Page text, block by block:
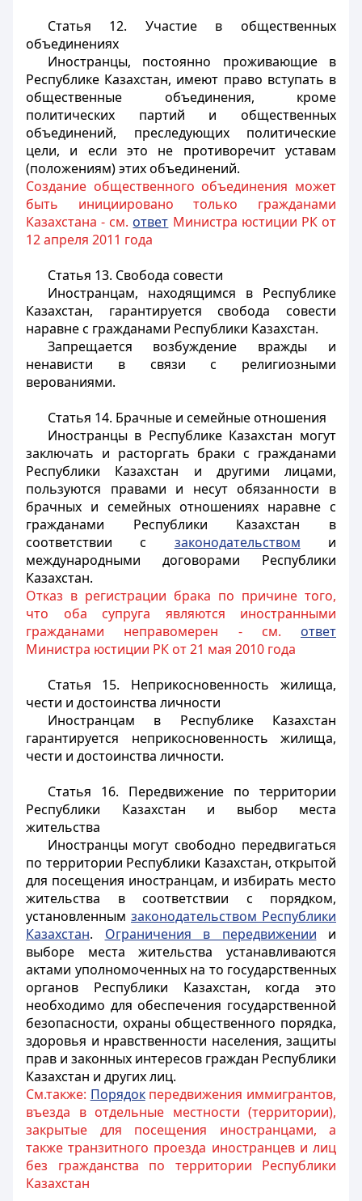
Статья 12. Участие в общественных
объединениях
Иностранцы, постоянно проживающие в
Республике Казахстан, имеют право вступать в
общественные объединения, кроме
политических партий и общественных
объединений, преследующих политические
цели, и если это не противоречит уставам
(положениям) этих объединений.
Создание общественного объединения может
быть инициировано только гражданами
Казахстана - см. ответ Министра юстиции РК от
12 апреля 2011 года
Статья 13. Свобода совести
Иностранцам, находящимся в Республике
Казахстан, гарантируется свобода совести
наравне с гражданами Республики Казахстан.
Запрещается возбуждение вражды и
ненависти в связи с религиозными
верованиями.
Статья 14. Брачные и семейные отношения
Иностранцы в Республике Казахстан могут
заключать и расторгать браки с гражданами
Республики Казахстан и другими лицами,
пользуются правами и несут обязанности в
брачных и семейных отношениях наравне с
гражданами Республики Казахстан в
соответствии с законодательством и
международными договорами Республики
Казахстан.
Отказ в регистрации брака по причине того,
что оба супруга являются иностранными
гражданами неправомерен - см. ответ
Министра юстиции РК от 21 мая 2010 года
Статья 15. Неприкосновенность жилища,
чести и достоинства личности
Иностранцам в Республике Казахстан
гарантируется неприкосновенность жилища,
чести и достоинства личности.
Статья 16. Передвижение по территории
Республики Казахстан и выбор места
жительства
Иностранцымогут свободно передвигаться
по территории Республики Казахстан, открытой
для посещения иностранцам, и избирать место
жительства в соответствии с порядком,
установленным законодательством Республики
Казахстан. Ограничения в передвижении и
выборе места жительства устанавливаются
актами уполномоченных на то государственных
органов Республики Казахстан, когда это
необходимо для обеспечения государственной
безопасности, охраны общественного порядка,
здоровья и нравственности населения, защиты
прав и законных интересов граждан Республики
Казахстан и других лиц.
См.также: Порядокпередвижения иммигрантов,
въезда в отдельные местности (территории),
закрытые для посещения иностранцами, а
также транзитного проезда иностранцев и лиц
без гражданства по территории Республики
Казахстан